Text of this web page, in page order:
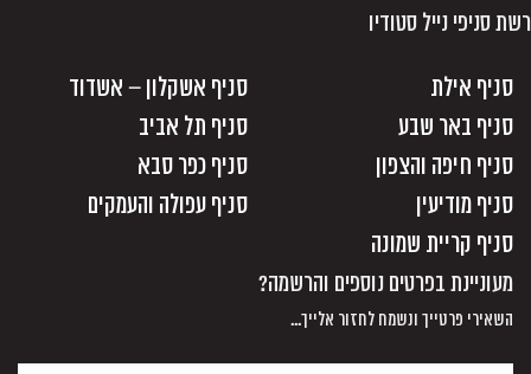
רשת סניפי נייל סטודיו
סניף אילת
סניף אשקלון – אשדוד
סניף באר שבע
סניף תל אביב
סניף חיפה והצפון
סניף כפר סבא
סניף מודיעין
סניף עפולה והעמקים
סניף קריית שמונה
מעוניינת בפרטים נוספים והרשמה?
השאירי פרטייך ונשמח לחזור אלייך...